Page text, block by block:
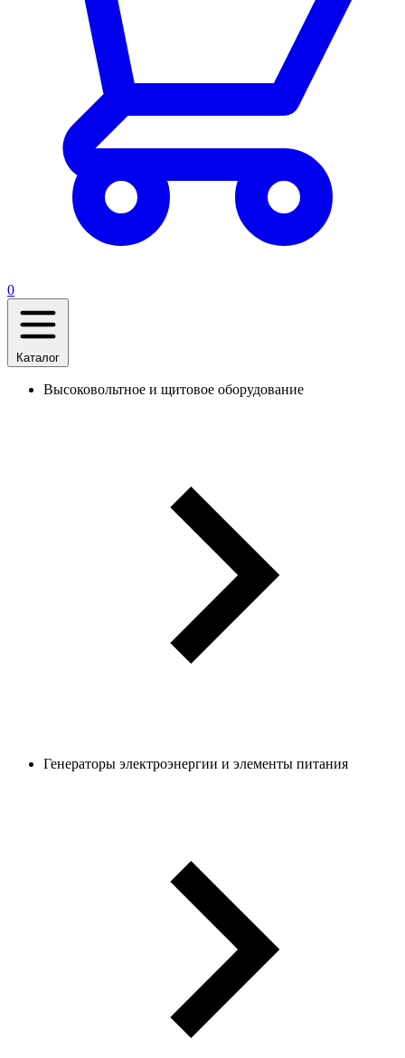
0
Каталог
Высоковольтное и щитовое оборудование
Генераторы электроэнергии и элементы питания